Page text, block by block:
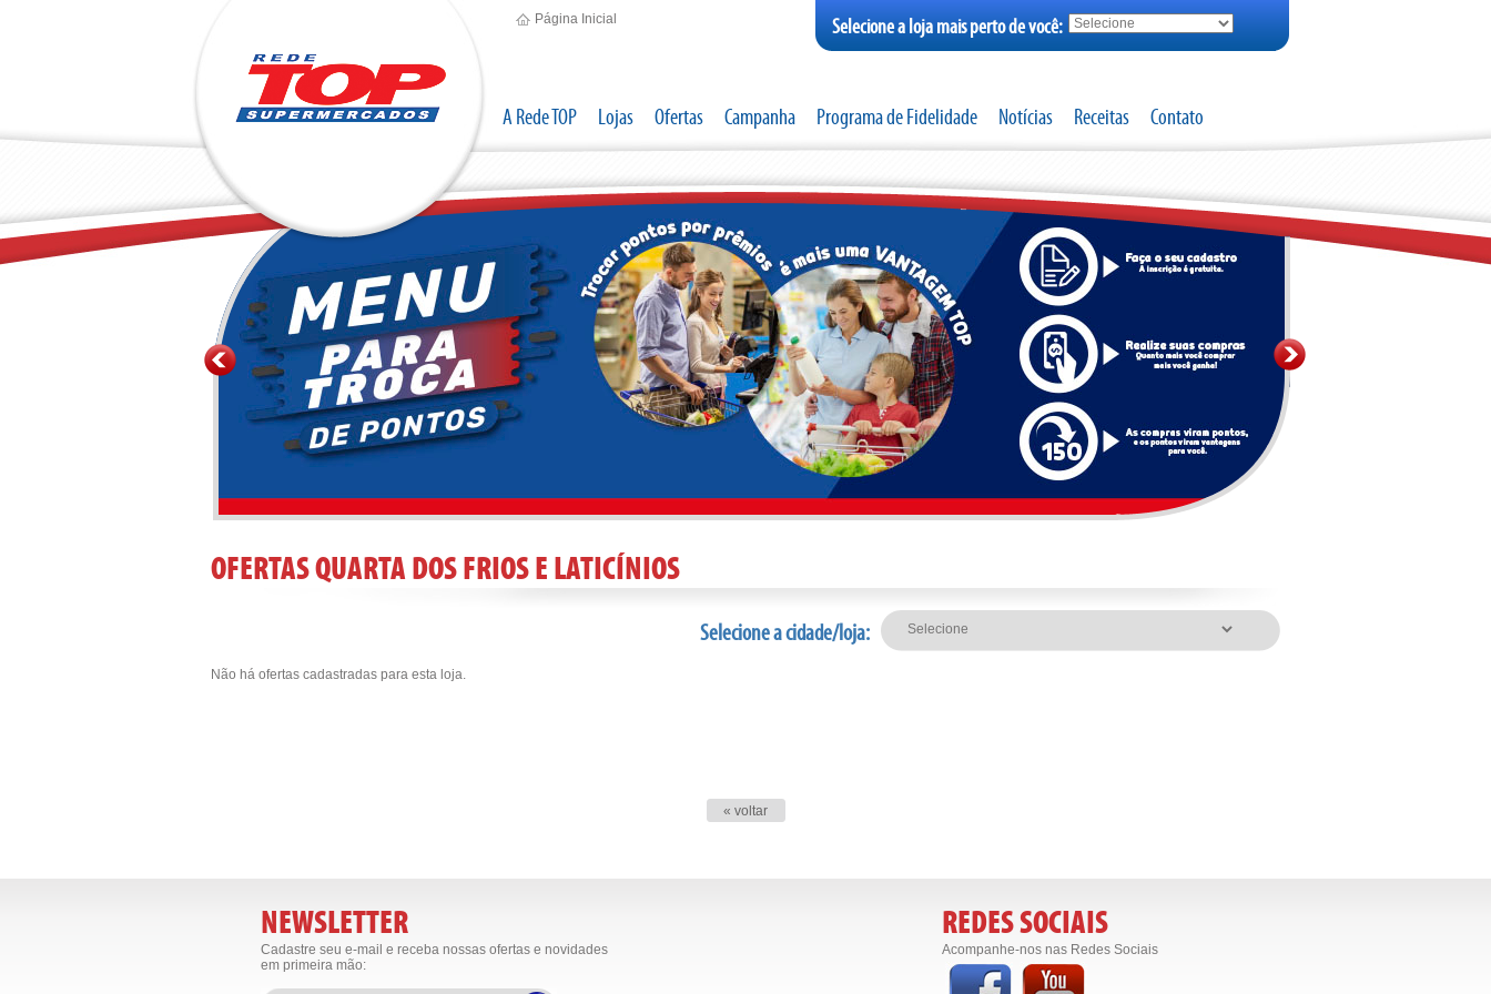
Página Inicial Selecione a loja mais perto de você:
A Rede TOP Lojas Ofertas Campanha Programa de Fidelidade Notícias Receitas Contato
OFERTAS QUARTA DOS FRIOS E LATICÍNIOS
Selecione a cidade/loja:
Não há ofertas cadastradas para esta loja.
« voltar
REDES SOCIAIS
Acompanhe-nos nas Redes Sociais
NEWSLETTER
Cadastre seu e-mail e receba nossas ofertas e novidades
em primeira mão: